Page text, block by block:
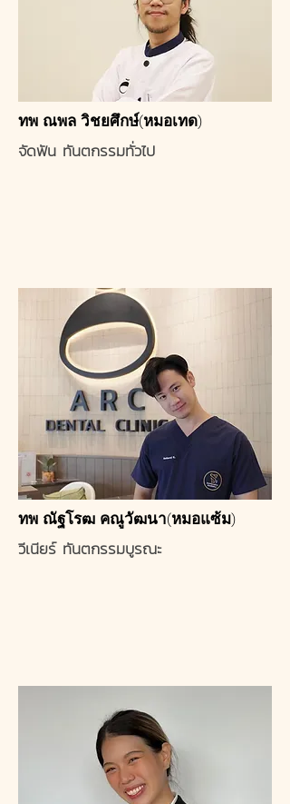
ทพ ณพล วิชยศึกษ์(หมอเทด)
จัดฟัน ทันตกรรมทั่วไป
ทพ ณัฐโรฒ คณูวัฒนา(หมอแซ้ม)
วีเนียร์ ทันตกรรมบูรณะ